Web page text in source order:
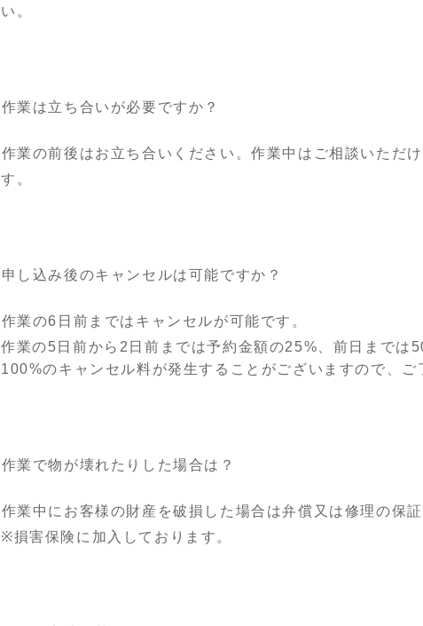
い。
作業は立ち合いが必要ですか？
作業の前後はお立ち合いください。作業中はご相談いただ
す。
申し込み後のキャンセルは可能ですか？
作業の6日前まではキャンセルが可能です。
作業の5日前から2日前までは予約金額の25%、前日までは
100%のキャンセル料が発生することがございますので、ご
作業で物が壊れたりした場合は？
作業中にお客様の財産を破損した場合は弁償又は修理の保証
※損害保険に加入しております。